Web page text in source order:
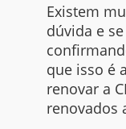
Existem
dúvida e
que isso é
renovar a
renovados